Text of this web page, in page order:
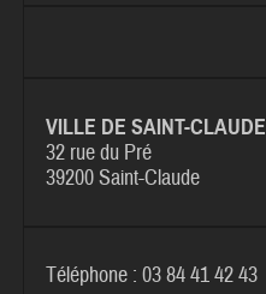
VILLE DE SAINT-CLAUDE
32 rue du Pré
39200 Saint-Claude
Téléphone : 03 84 41 42 43